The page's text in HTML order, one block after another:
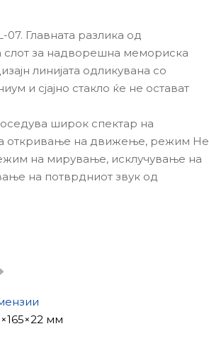
Главната разлика од
за надворешна мемориска
линијата одликувана со
и сјајно стакло ќе не остават
широк спектар на
откривање на движење, режим Не
на мирување, исклучување на
на потврдниот звук од
за станови, канцеларии на
се изгради вистински
е вградиот софтвер за
мм